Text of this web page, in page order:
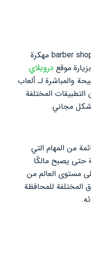
يمكن الحصول على رابط تحميل لعبة barber shop مهكرة
موقع دروبلاي
والمباشرة لـ ألعاب
التطبيقات المختلفة
بشكل مجاني.
من المهام التي
حتى يصبح مالكًا
مستوى العالم من
المختلفة للمحافظة